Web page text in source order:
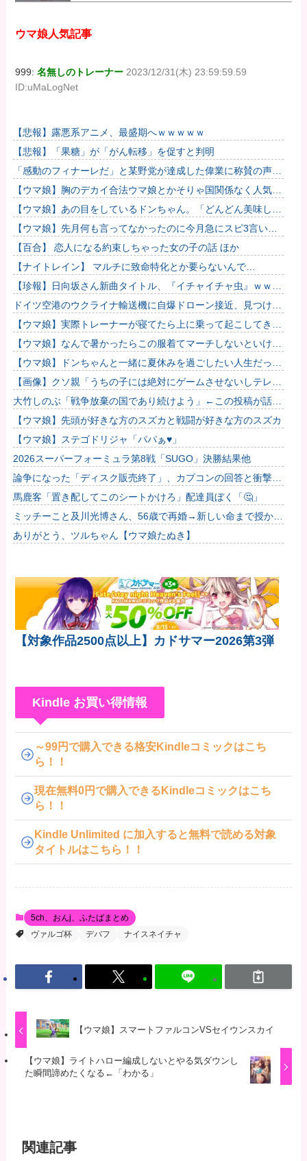
ウマ娘人気記事
999:名無しのトレーナー 2023/12/31(木) 23:59:59.59
ID:uMaLogNet
【悲報】露悪系アニメ、最盛期へｗｗｗｗｗ
【悲報】「果糖」が「がん転移」を促すと判明
「感動のフィナーレだ」と某野党が達成した偉業に称賛の声が
殺到、なんかヒーロー番組の最終回を見ているような気分
に……
【ウマ娘】胸のデカイ合法ウマ娘とかそりゃ国関係なく人気出
るわな
【ウマ娘】あの目をしているドンちゃん。「どんどん美味しく
実る…♡」
【ウマ娘】先月何も言ってなかったのに今月急にスピ3言い出
したのが怪しいよな。
【百合】 恋人になる約束しちゃった女の子の話 ほか
【ナイトレイン】 マルチに致命特化とか要らないんで…
【珍報】日向坂さん新曲タイトル、『イチャイチャ虫』ｗｗｗ
★2
ドイツ空港のウクライナ輸送機に自爆ドローン接近、見つけた
空港職員が蹴り落とす…高性能プラスチック爆弾搭載！
【ウマ娘】実際トレーナーが寝てたら上に乗って起こしてきそ
うなウマ娘
【ウマ娘】なんで暑かったらこの服着てマーチしないといけな
いんだよぉ…
【ウマ娘】ドンちゃんと一緒に夏休みを過ごしたい人生だっ
た…
【画像】クソ親「うちの子には絶対にゲームさせないしテレビ
も見させない！！！！！」
大竹しのぶ「戦争放棄の国であり続けよう」←この投稿が話題
に【ウマ娘】先頭が好きな方のスズカと戦闘が好きな方のスズカ
【ウマ娘】ステゴドリジャ「パパぁ♥」
2026スーパーフォーミュラ第8戦「SUGO」決勝結果他
論争になった「ディスク販売終了」、カプコンの回答と衝撃の
詳細がコチラ・・・「え？ウチはデジタルが9割なんで特に影
響ないっ...
馬鹿客「置き配してこのシートかけろ」配達員ぼく「🤔」
ミッチーこと及川光博さん、56歳で再婚→新しい命まで授かる
ｗｗｗｗｗ
ありがとう、ツルちゃん【ウマ娘たぬき】
【対象作品2500点以上】カドサマー2026第3弾
Kindle お買い得情報
～99円で購入できる格安Kindleコミックはこち
ら！！
現在無料0円で購入できるKindleコミックはこち
ら！！
Kindle Unlimited に加入すると無料で読める対象
タイトルはこちら！！
5ch、おんj、ふたばまとめ
ヴァルゴ杯
デバフ ナイスネイチャ
【ウマ娘】スマートファルコンVSセイウンスカイ
【ウマ娘】ライトハロー編成しないとやる気ダウンし
た瞬間諦めたくなる←「わかる」
関連記事